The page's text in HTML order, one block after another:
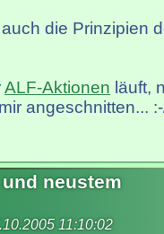
die Prinzipien
ALF-Aktionen läuft,
angeschnitten...
neustem
11:10:02